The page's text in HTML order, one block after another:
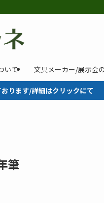
いて 文具メーカー/展示会
ります/詳細はクリックにて
筆